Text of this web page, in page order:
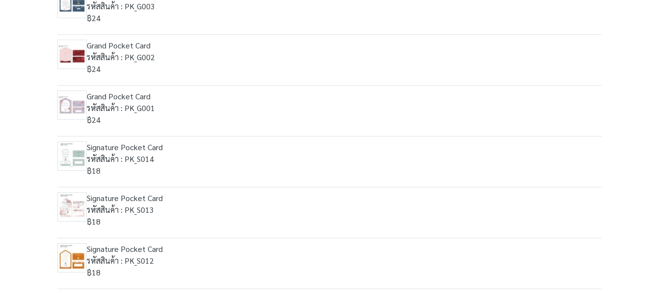
รหัสสินค้า : PK_G003
฿24
Grand Pocket Card
รหัสสินค้า : PK_G002
฿24
Grand Pocket Card
รหัสสินค้า : PK_G001
฿24
Signature Pocket Card
รหัสสินค้า : PK_S014
฿18
Signature Pocket Card
รหัสสินค้า : PK_S013
฿18
Signature Pocket Card
รหัสสินค้า : PK_S012
฿18